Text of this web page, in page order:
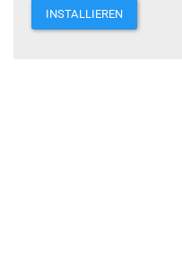
INSTALLIEREN